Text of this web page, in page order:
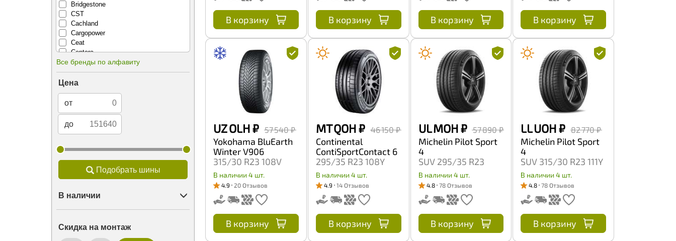
Bridgestone
CST
Cachland
Cargopower
Ceat
Centara
Comforser
Compasal
Continental
Cooper
Crossleader
Davanti
Delinte
Doublecoin
Doublestar
Duraturn
Emrald
Evergreen
Все бренды по алфавиту
Цена
от
до
Подобрать шины
В наличии
Скидка на монтаж
В корзину В корзину В корзину В корзину
UZ OLH₽ 57 540 ₽
Yokohama BluEarth
Winter V906
315/30 R23 108V
В наличии 4 шт.
4.9 20 Отзывов
В корзину
MT QOH₽ 46 150 ₽
Continental
ContiSportContact 6
295/35 R23 108Y
В наличии 4 шт.
4.9 14 Отзывов
В корзину
UL MOH₽ 57 890 ₽
Michelin Pilot Sport
4
SUV 295/35 R23
108Y
В наличии 4 шт.
4.8 78 Отзывов
В корзину
LL UOH₽ 82 770 ₽
Michelin Pilot Sport
4
SUV 315/30 R23 111Y
В наличии 4 шт.
4.8 78 Отзывов
В корзину